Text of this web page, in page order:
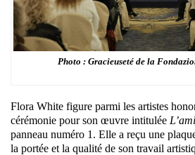
Photo : Gracieuseté de la
Flora White figure parmi les artistes
cérémonie pour son œuvre intitulée
panneau numéro 1. Elle a reçu une
la portée et la qualité de son travail